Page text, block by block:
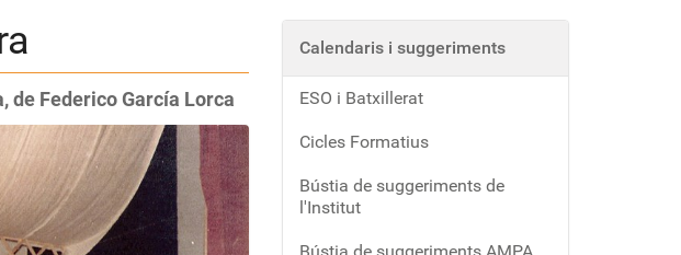
de Federico García Lorca
Calendaris i suggeriments
ESO i Batxillerat
Cicles Formatius
Bústia de suggeriments de
l'Institut